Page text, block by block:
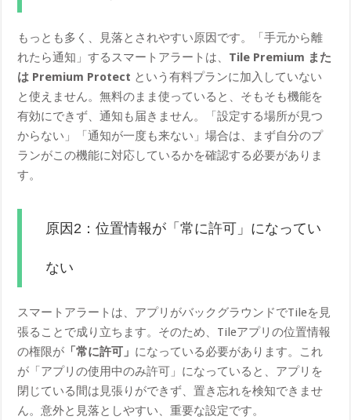
もっとも多く、見落とされやすい原因です。「手元から離
れたら通知」するスマートアラートは、 Tile Premium また
は Premium Protect という有料プランに加入していない
と使えません。無料のまま使っていると、そもそも機能を
有効にできず、通知も届きません。「設定する場所が見つ
からない」「通知が一度も来ない」場合は、まず自分のプ
ランがこの機能に対応しているかを確認する必要がありま
す。
原因2：位置情報が「常に許可」になってい
ない
スマートアラートは、アプリがバックグラウンドでTileを見
張ることで成り立ちます。そのため、Tileアプリの位置情報
の権限が 「常に許可」 になっている必要があります。これ
が「アプリの使用中のみ許可」になっていると、アプリを
閉じている間は見張りができず、置き忘れを検知できませ
ん。意外と見落としやすい、重要な設定です。